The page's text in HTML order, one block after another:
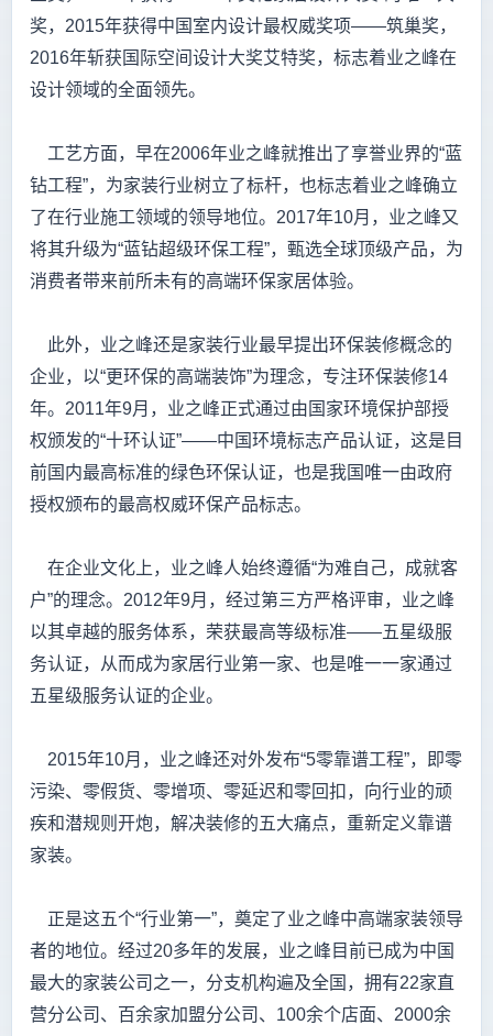
奖，2015年获得中国室内设计最权威奖项——筑巢奖，
2016年斩获国际空间设计大奖艾特奖，标志着业之峰在
设计领域的全面领先。
工艺方面，早在2006年业之峰就推出了享誉业界的“蓝
钻工程”，为家装行业树立了标杆，也标志着业之峰确立
了在行业施工领域的领导地位。2017年10月，业之峰又
将其升级为“蓝钻超级环保工程”，甄选全球顶级产品，为
消费者带来前所未有的高端环保家居体验。
此外，业之峰还是家装行业最早提出环保装修概念的
企业，以“更环保的高端装饰”为理念，专注环保装修14
年。2011年9月，业之峰正式通过由国家环境保护部授
权颁发的“十环认证”——中国环境标志产品认证，这是目
前国内最高标准的绿色环保认证，也是我国唯一由政府
授权颁布的最高权威环保产品标志。
在企业文化上，业之峰人始终遵循“为难自己，成就客
户”的理念。2012年9月，经过第三方严格评审，业之峰
以其卓越的服务体系，荣获最高等级标准——五星级服
务认证，从而成为家居行业第一家、也是唯一一家通过
五星级服务认证的企业。
2015年10月，业之峰还对外发布“5零靠谱工程”，即零
污染、零假货、零增项、零延迟和零回扣，向行业的顽
疾和潜规则开炮，解决装修的五大痛点，重新定义靠谱
家装。
正是这五个“行业第一”，奠定了业之峰中高端家装领导
者的地位。经过20多年的发展，业之峰目前已成为中国
最大的家装公司之一，分支机构遍及全国，拥有22家直
营分公司、百余家加盟分公司、100余个店面、2000余